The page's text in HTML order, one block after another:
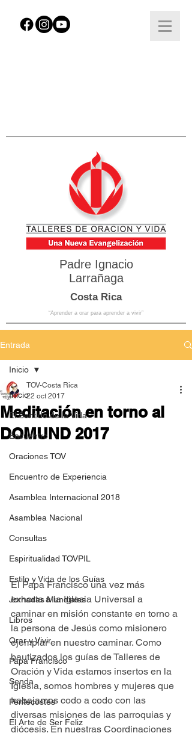
Padre Ignacio
Larrañaga
Costa Rica
“Aprender a orar para aprender a vivir”
Entrada
Inicio
El Sentido de la Vida
Encuentro
Oraciones TOV
Encuentro de Experiencia
Asamblea Internacional 2018
Asamblea Nacional
Consultas
Espiritualidad TOVPIL
Estilo y Vida de los Guías
Jornadas Mundiales
Libros
Orar y Vivir
Papa Francisco
Senda
Pentecostés
El Arte de Ser Feliz
Inicio
Meditación en torno al
DOMUND 2017
TOV-Costa Rica
22 oct 2017
El Papa Francisco una vez más
exhorta a la Iglesia Universal a
caminar en misión constante en torno a
la persona de Jesús como misionero
ejemplar en nuestro caminar. Como
bautizados los guías de Talleres de
Oración y Vida estamos insertos en la
Iglesia, somos hombres y mujeres que
trabajamos codo a codo con las
diversas misiones de las parroquias y
diócesis. En nuestras Coordinaciones